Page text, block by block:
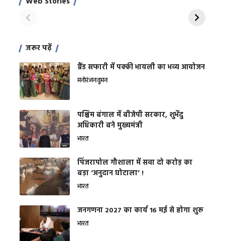
जरूर पढ़ें
ग्रैंड सफारी में पक्की भायली का भव्य आयोजन
मनोरंजनवुमन
पश्चिम बंगाल में बीजेपी सरकार, शुभेंदु
अधिकारी बने मुख्यमंत्री
भारत
​पिंजरापोल गौशाला में सवा दो करोड़ का
बड़ा ‘अनुदान घोटाला’ !
भारत
जनगणना 2027 का कार्य 16 मई से होगा शुरू
भारत